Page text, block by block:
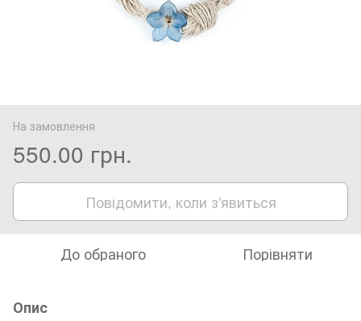
На замовлення
550.00 грн.
Повідомити, коли з'явиться
До обраного Порівняти
Опис